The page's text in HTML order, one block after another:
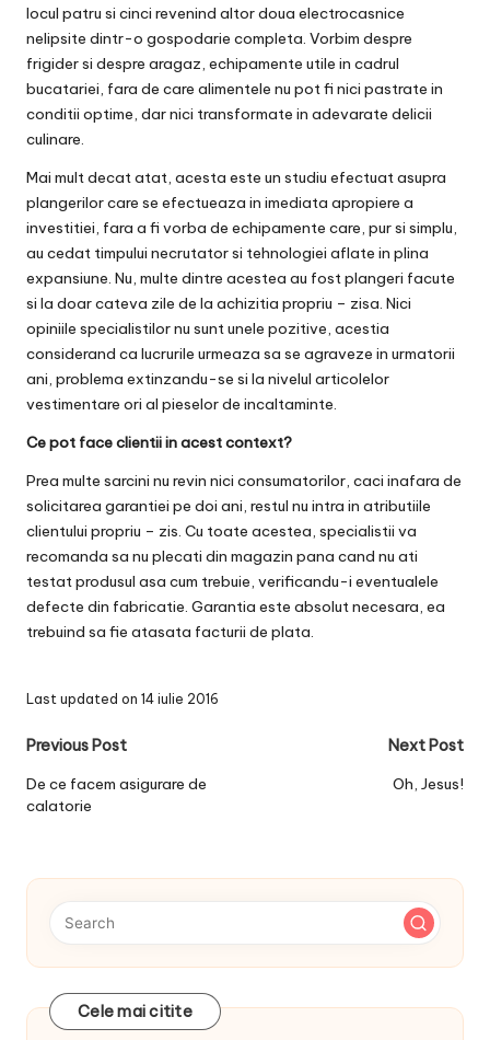
locul patru si cinci revenind altor doua electrocasnice
nelipsite dintr-o gospodarie completa. Vorbim despre
frigider si despre aragaz, echipamente utile in cadrul
bucatariei, fara de care alimentele nu pot fi nici pastrate in
conditii optime, dar nici transformate in adevarate delicii
culinare.
Mai mult decat atat, acesta este un studiu efectuat asupra
plangerilor care se efectueaza in imediata apropiere a
investitiei, fara a fi vorba de echipamente care, pur si simplu,
au cedat timpului necrutator si tehnologiei aflate in plina
expansiune. Nu, multe dintre acestea au fost plangeri facute
si la doar cateva zile de la achizitia propriu – zisa. Nici
opiniile specialistilor nu sunt unele pozitive, acestia
considerand ca lucrurile urmeaza sa se agraveze in urmatorii
ani, problema extinzandu-se si la nivelul articolelor
vestimentare ori al pieselor de incaltaminte.
Ce pot face clientii in acest context?
Prea multe sarcini nu revin nici consumatorilor, caci inafara de
solicitarea garantiei pe doi ani, restul nu intra in atributiile
clientului propriu – zis. Cu toate acestea, specialistii va
recomanda sa nu plecati din magazin pana cand nu ati
testat produsul asa cum trebuie, verificandu-i eventualele
defecte din fabricatie. Garantia este absolut necesara, ea
trebuind sa fie atasata facturii de plata.
Last updated on 14 iulie 2016
Post
navigation
Previous Post
De ce facem asigurare de
calatorie
Next Post
Oh, Jesus!
Cele mai citite